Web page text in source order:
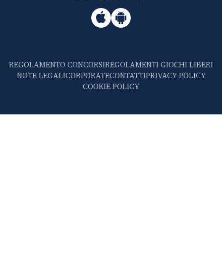
REGOLAMENTO CONCORSIREGOLAMENTI GIOCHI LIBERI
NOTE LEGALICORPORATECONTATTIPRIVACY POLICY
COOKIE POLICY